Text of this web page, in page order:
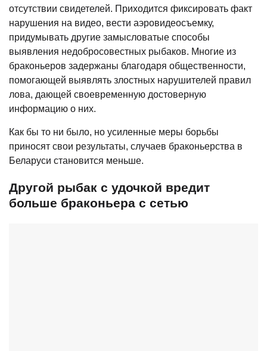
отсутствии свидетелей. Приходится фиксировать факт
нарушения на видео, вести аэровидеосъемку,
придумывать другие замысловатые способы
выявления недобросовестных рыбаков. Многие из
браконьеров задержаны благодаря общественности,
помогающей выявлять злостных нарушителей правил
лова, дающей своевременную достоверную
информацию о них.
Как бы то ни было, но усиленные меры борьбы
приносят свои результаты, случаев браконьерства в
Беларуси становится меньше.
Другой рыбак с удочкой вредит
больше браконьера с сетью